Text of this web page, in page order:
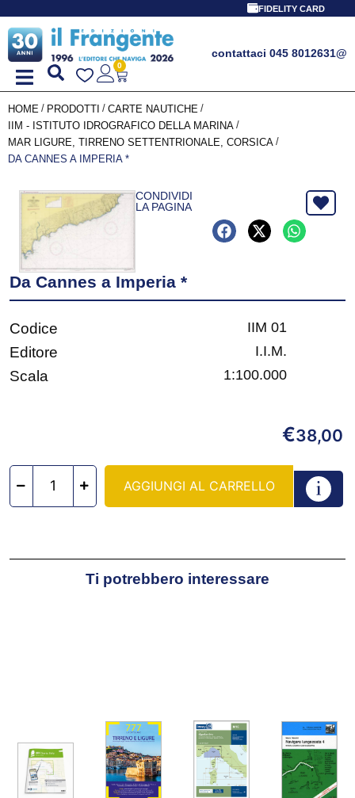
FIDELITY CARD
contattaci 045 8012631@
0
HOME / PRODOTTI / CARTE NAUTICHE /
IIM - ISTITUTO IDROGRAFICO DELLA MARINA /
MAR LIGURE, TIRRENO SETTENTRIONALE, CORSICA /
DA CANNES A IMPERIA *
CONDIVIDI
LA PAGINA
Da Cannes a Imperia *
Codice IIM 01
Editore I.I.M.
Scala 1:100.000
€38,00
AGGIUNGI AL CARRELLO
Ti potrebbero interessare